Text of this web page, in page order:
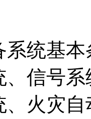
基本
、信号
、火灾